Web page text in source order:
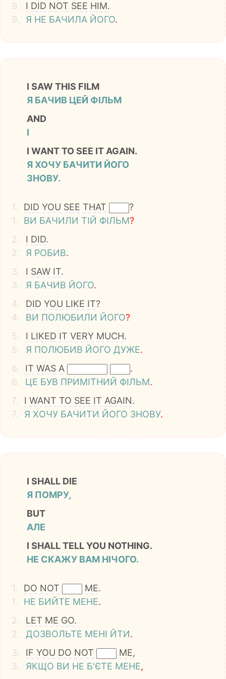
9.
I DID NOT SEE HIM.
9.
Я НЕ БАЧИЛА ЙОГО.
I SAW THIS FILM
Я БАЧИВ ЦЕЙ ФІЛЬМ
AND
І
I WANT TO SEE IT AGAIN.
Я ХОЧУ БАЧИТИ ЙОГО
ЗНОВУ.
1. DID YOU SEE THAT
?
1.
ВИ БАЧИЛИ ТІЙ ФІЛЬМ?
2.
I DID.
2.
Я РОБИВ.
3.
I SAW IT.
3.
Я БАЧИВ ЙОГО.
4.
DID YOU LIKE IT?
4.
ВИ ПОЛЮБИЛИ ЙОГО?
5.
I LIKED IT VERY MUCH.
5.
Я ПОЛЮБИВ ЙОГО ДУЖЕ.
6.
IT WAS A
.
6.
ЦЕ БУВ ПРИМІТНИЙ ФІЛЬМ.
7.
I WANT TO SEE IT AGAIN.
7.
Я ХОЧУ БАЧИТИ ЙОГО ЗНОВУ.
I SHALL DIE
Я ПОМРУ,
BUT
АЛЕ
I SHALL TELL YOU NOTHING.
НЕ СКАЖУ ВАМ НІЧОГО.
1. DO NOT ME.
1.
НЕ БИЙТЕ МЕНЕ.
2.
LET ME GO.
2.
ДОЗВОЛЬТЕ МЕНІ ЙТИ.
3.
IF YOU DO NOT ME,
3.
ЯКЩО ВИ НЕ Б'ЄТЕ МЕНЕ,